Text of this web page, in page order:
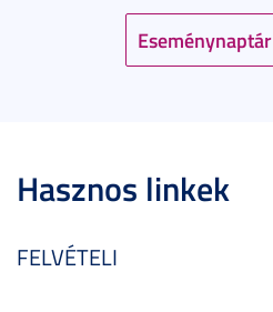
Eseménynaptár
Hasznos linkek
FELVÉTELI